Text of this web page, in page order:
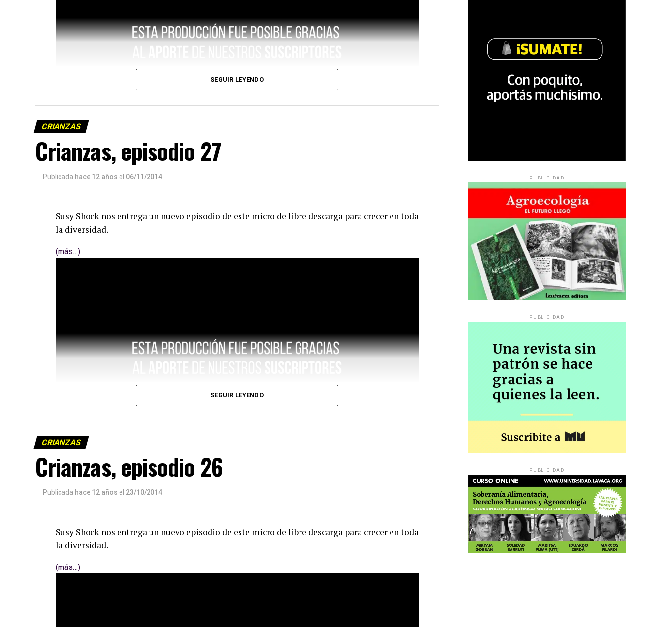
SEGUIR LEYENDO
CRIANZAS
Crianzas, episodio 27
Publicada hace 12 años el 06/11/2014
Susy Shock nos entrega un nuevo episodio de este micro de libre descarga para crecer en toda
la diversidad.
(más…)
SEGUIR LEYENDO
CRIANZAS
Crianzas, episodio 26
Publicada hace 12 años el 23/10/2014
Susy Shock nos entrega un nuevo episodio de este micro de libre descarga para crecer en toda
la diversidad.
(más…)
PUBLICIDAD
PUBLICIDAD
PUBLICIDAD